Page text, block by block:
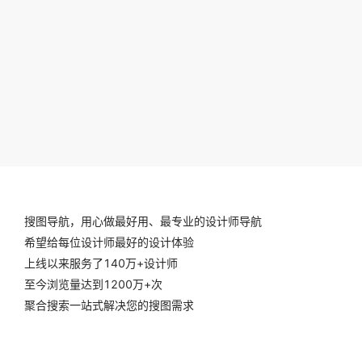
搜图导航，用心做最好用、最专业的设计师导航
希望给每位设计师最好的设计体验
上线以来服务了140万+设计师
至今浏览量达到1200万+次
聚合搜索一站式解决您的搜图需求